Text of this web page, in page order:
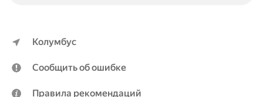
Колумбус
Сообщить об ошибке
Правила рекомендаций